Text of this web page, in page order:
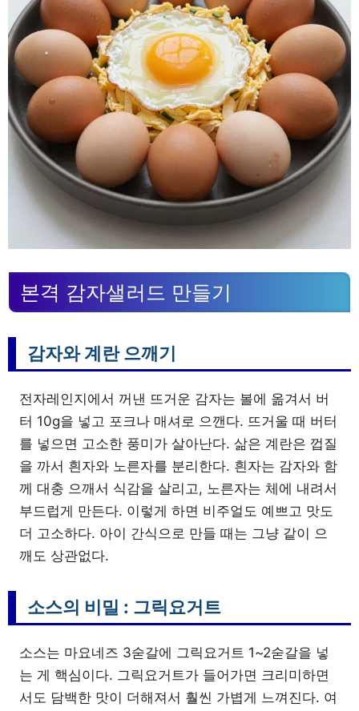
본격 감자샐러드 만들기
감자와 계란 으깨기
전자레인지에서 꺼낸 뜨거운 감자는 볼에 옮겨서 버
터 10g을 넣고 포크나 매셔로 으깬다. 뜨거울 때 버터
를 넣으면 고소한 풍미가 살아난다. 삶은 계란은 껍질
을 까서 흰자와 노른자를 분리한다. 흰자는 감자와 함
께 대충 으깨서 식감을 살리고, 노른자는 체에 내려서
부드럽게 만든다. 이렇게 하면 비주얼도 예쁘고 맛도
더 고소하다. 아이 간식으로 만들 때는 그냥 같이 으
깨도 상관없다.
소스의 비밀 : 그릭요거트
소스는 마요네즈 3숟갈에 그릭요거트 1~2숟갈을 넣
는 게 핵심이다. 그릭요거트가 들어가면 크리미하면
서도 담백한 맛이 더해져서 훨씬 가볍게 느껴진다. 여